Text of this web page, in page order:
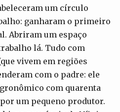
um círculo
ganharam o primeiro
Abriram um espaço
lá. Tudo com
vivem em regiões
com o padre: ele
com quarenta
um pequeno produtor.